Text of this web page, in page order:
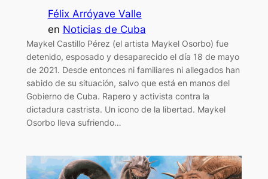
Félix Arróyave Valle
en Noticias de Cuba
Maykel Castillo Pérez (el artista Maykel Osorbo) fue
detenido, esposado y desaparecido el día 18 de mayo
de 2021. Desde entonces ni familiares ni allegados han
sabido de su situación, salvo que está en manos del
Gobierno de Cuba. Rapero y activista contra la
dictadura castrista. Un icono de la libertad. Maykel
Osorbo lleva sufriendo…